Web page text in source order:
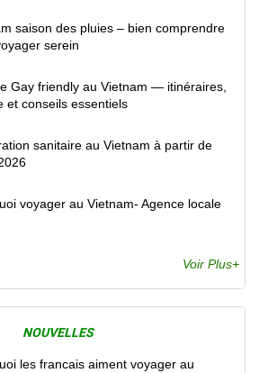
saison des pluies – bien comprendre
serein
Gay friendly au Vietnam — itinéraires,
et conseils essentiels
sanitaire au Vietnam à partir de
voyager au Vietnam- Agence locale
Voir Plus+
NOUVELLES
les francais aiment voyager au